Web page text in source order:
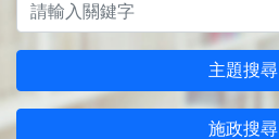
主題搜尋
施政搜尋